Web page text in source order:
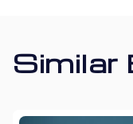
Similar